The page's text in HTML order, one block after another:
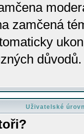
zamčená
důvodů.
Uživatelské